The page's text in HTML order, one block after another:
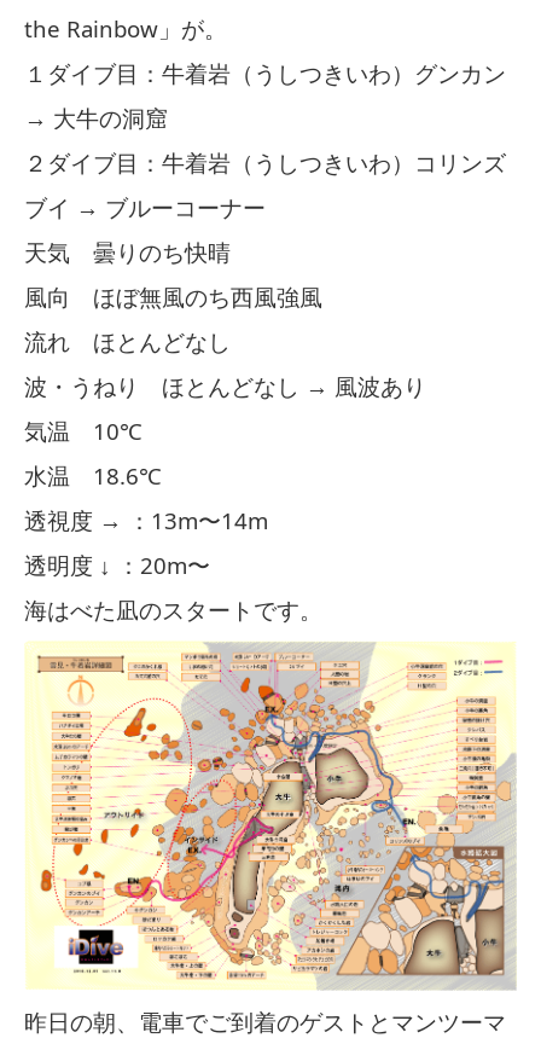
the Rainbow」が。
１ダイブ目：牛着岩（うしつきいわ）グンカン
→ 大牛の洞窟
２ダイブ目：牛着岩（うしつきいわ）コリンズ
ブイ → ブルーコーナー
天気 曇りのち快晴
風向 ほぼ無風のち西風強風
流れ ほとんどなし
波・うねり ほとんどなし → 風波あり
気温 10℃
水温 18.6℃
透視度 → ：13m〜14m
透明度 ↓ ：20m〜
海はべた凪のスタートです。
昨日の朝、電車でご到着のゲストとマンツーマ